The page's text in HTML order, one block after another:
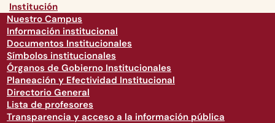
Institución
Nuestro Campus
Información institucional
Documentos Institucionales
Símbolos institucionales
Órganos de Gobierno Institucionales
Planeación y Efectividad Institucional
Directorio General
Lista de profesores
Transparencia y acceso a la información pública